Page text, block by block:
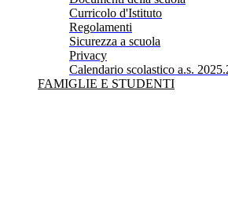
Curricolo d'Istituto
Regolamenti
Sicurezza a scuola
Privacy
Calendario scolastico a.s.
FAMIGLIE E STUDENTI